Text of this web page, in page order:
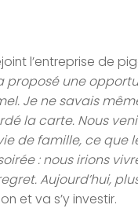
l’entreprise de
proposé une
Je ne savais
la carte. Nous
de famille, ce que
: nous irions
Aujourd’hui,
et va s’y investir.